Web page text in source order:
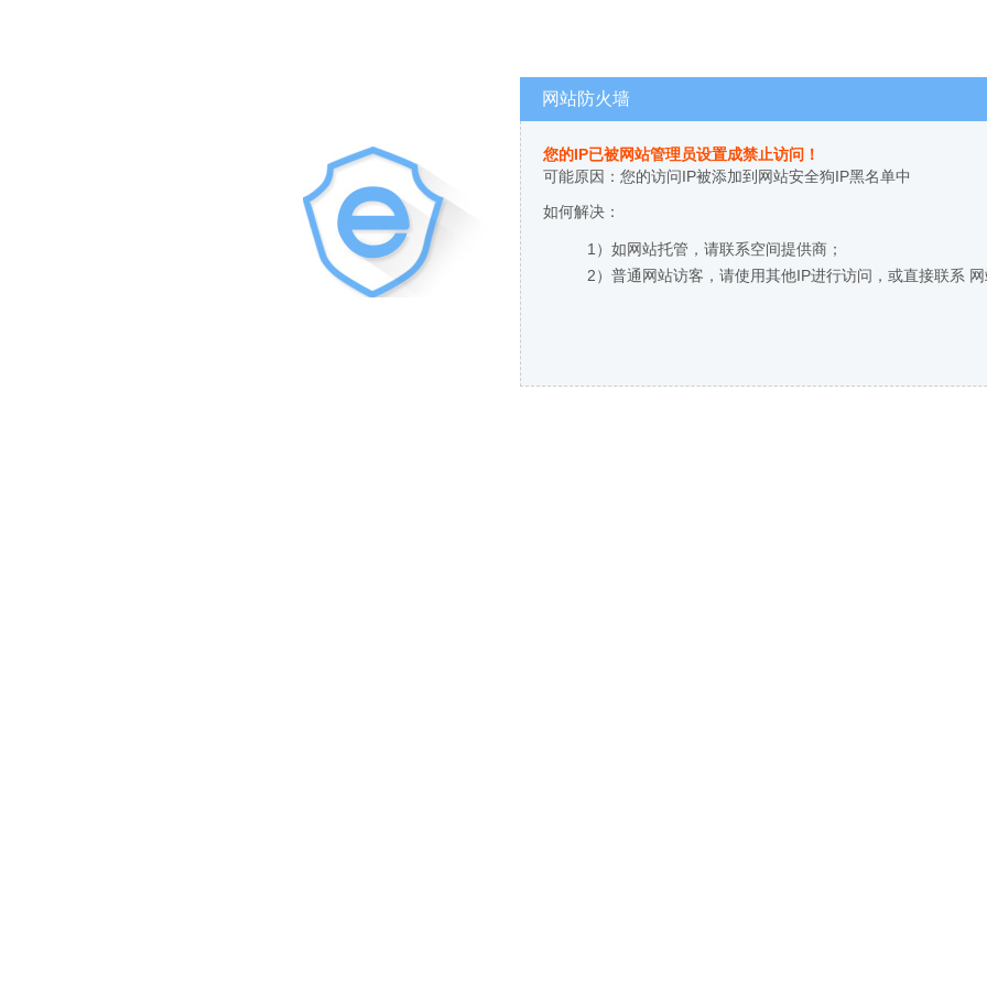
网站防火墙
您的IP已被网站管理员设置成禁止访问！
可能原因：您的访问IP被添加到网站安全狗IP黑名单中
如何解决：
1）如网站托管，请联系空间提供商；
2）普通网站访客，请使用其他IP进行访问，或直接联系 网